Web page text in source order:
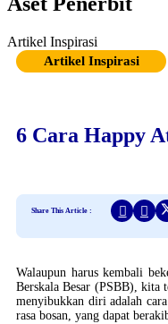
Artikel Inspirasi
Artikel Inspirasi
6 Cara Happy
Share This Article :
Walaupun harus kembali
Berskala Besar (PSBB), kita
menyibukkan diri adalah
rasa bosan, yang dapat